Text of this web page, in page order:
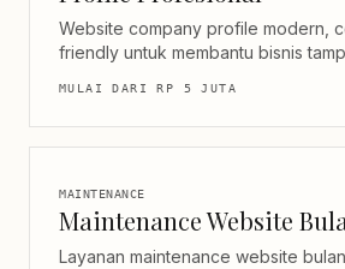
Website company profile modern,
friendly untuk membantu bisnis
MULAI DARIRP 5 JUTA
MAINTENANCE
Maintenance Website
Layanan maintenance website